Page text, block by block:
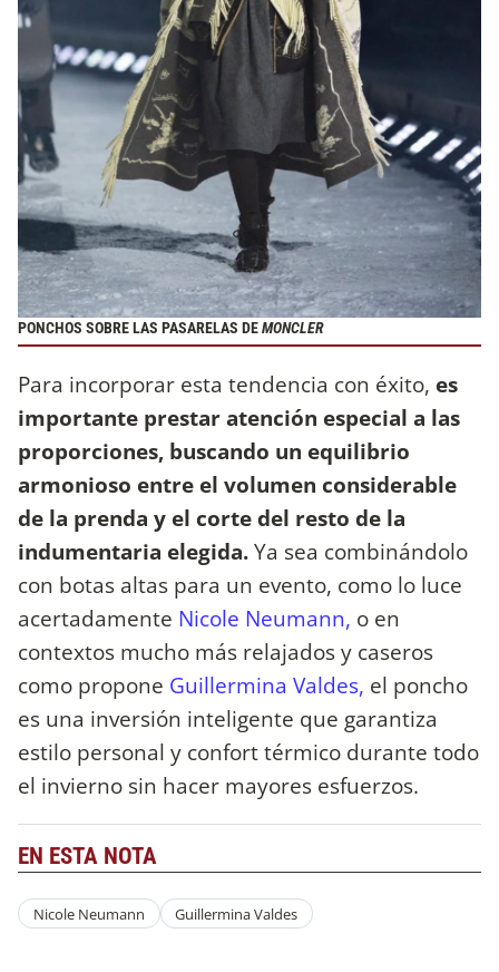
PONCHOS SOBRE LAS PASARELAS DEMONCLER
Para incorporar esta tendencia con éxito, es
importante prestar atención especial a las
proporciones, buscando un equilibrio
armonioso entre el volumen considerable
de la prenda y el corte del resto de la
indumentaria elegida.Ya sea combinándolo
con botas altas para un evento, como lo luce
acertadamente Nicole Neumann, o en
contextos mucho más relajados y caseros
como propone Guillermina Valdes, el poncho
es una inversión inteligente que garantiza
estilo personal y confort térmico durante todo
el invierno sin hacer mayores esfuerzos.
EN ESTA NOTA
Nicole Neumann Guillermina Valdes